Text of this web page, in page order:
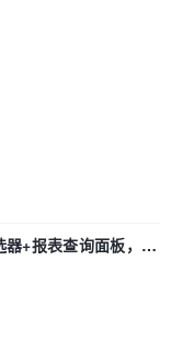
+报表查询面板，参